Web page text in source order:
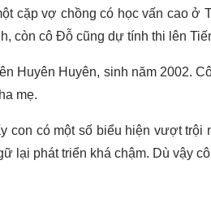
cặp vợ chồng có học vấn cao ở
còn cô Đỗ cũng dự tính thi lên
Huyên Huyên, sinh năm 2002.
mẹ.
con có một số biểu hiện vượt trội
lại phát triển khá chậm. Dù vậy